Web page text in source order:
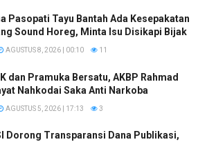
Pasopati Tayu Bantah Ada Kesepakatan
Sound Horeg, Minta Isu Disikapi Bijak
AGUSTUS 8, 2026 | 00:10 11
dan Pramuka Bersatu, AKBP Rahmad
Nahkodai Saka Anti Narkoba
AGUSTUS 5, 2026 | 17:13 3
Dorong Transparansi Dana Publikasi,